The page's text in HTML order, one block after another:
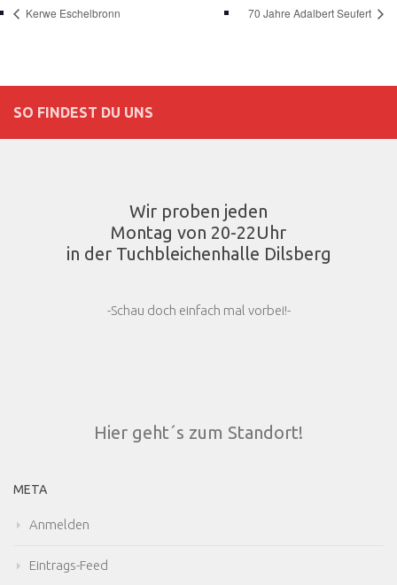
Kerwe Eschelbronn 70 Jahre Adalbert Seufert
SO FINDEST DU UNS
Wir proben jeden
Montag von 20-22Uhr
in der Tuchbleichenhalle Dilsberg
-Schau doch einfach mal vorbei!-
Hier geht´s zum Standort!
META
Anmelden
Eintrags-Feed